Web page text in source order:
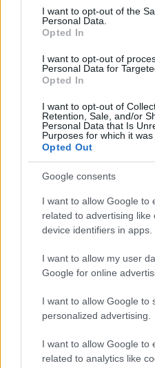
consent section.
I want to opt-out of the
Personal Data.
Opted In
I want to opt-out of
Personal Data for
Opted In
I want to opt-out of
Retention, Sale, and/or
Personal Data that Is
Purposes for which it was
Opted Out
Google consents
I want to allow Google to
related to advertising like
device identifiers in apps.
I want to allow my user
Google for online
I want to allow Google to
personalized advertising.
I want to allow Google to
related to analytics like